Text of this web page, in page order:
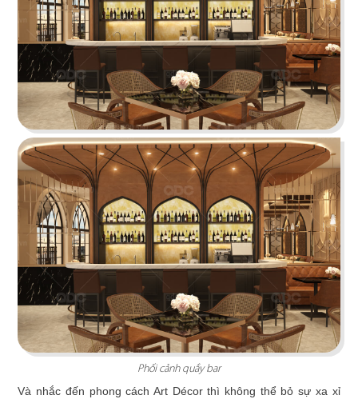
THAI ICON
Thiết kế theo hình thức Foodcourt với một không
gian mang đậm dấu ấn xứ sở chùa Vàng
Chi tiết
STELLA COFFEE
Gam màu xám nguyên bản cùng kỹ thuật sơn
hiệu ứng rỉ sét tạo nên sự mới mẻ
Phối cảnh quầy bar
Và nhắc đến phong cách Art Décor thì không thể bỏ sự xa xỉ